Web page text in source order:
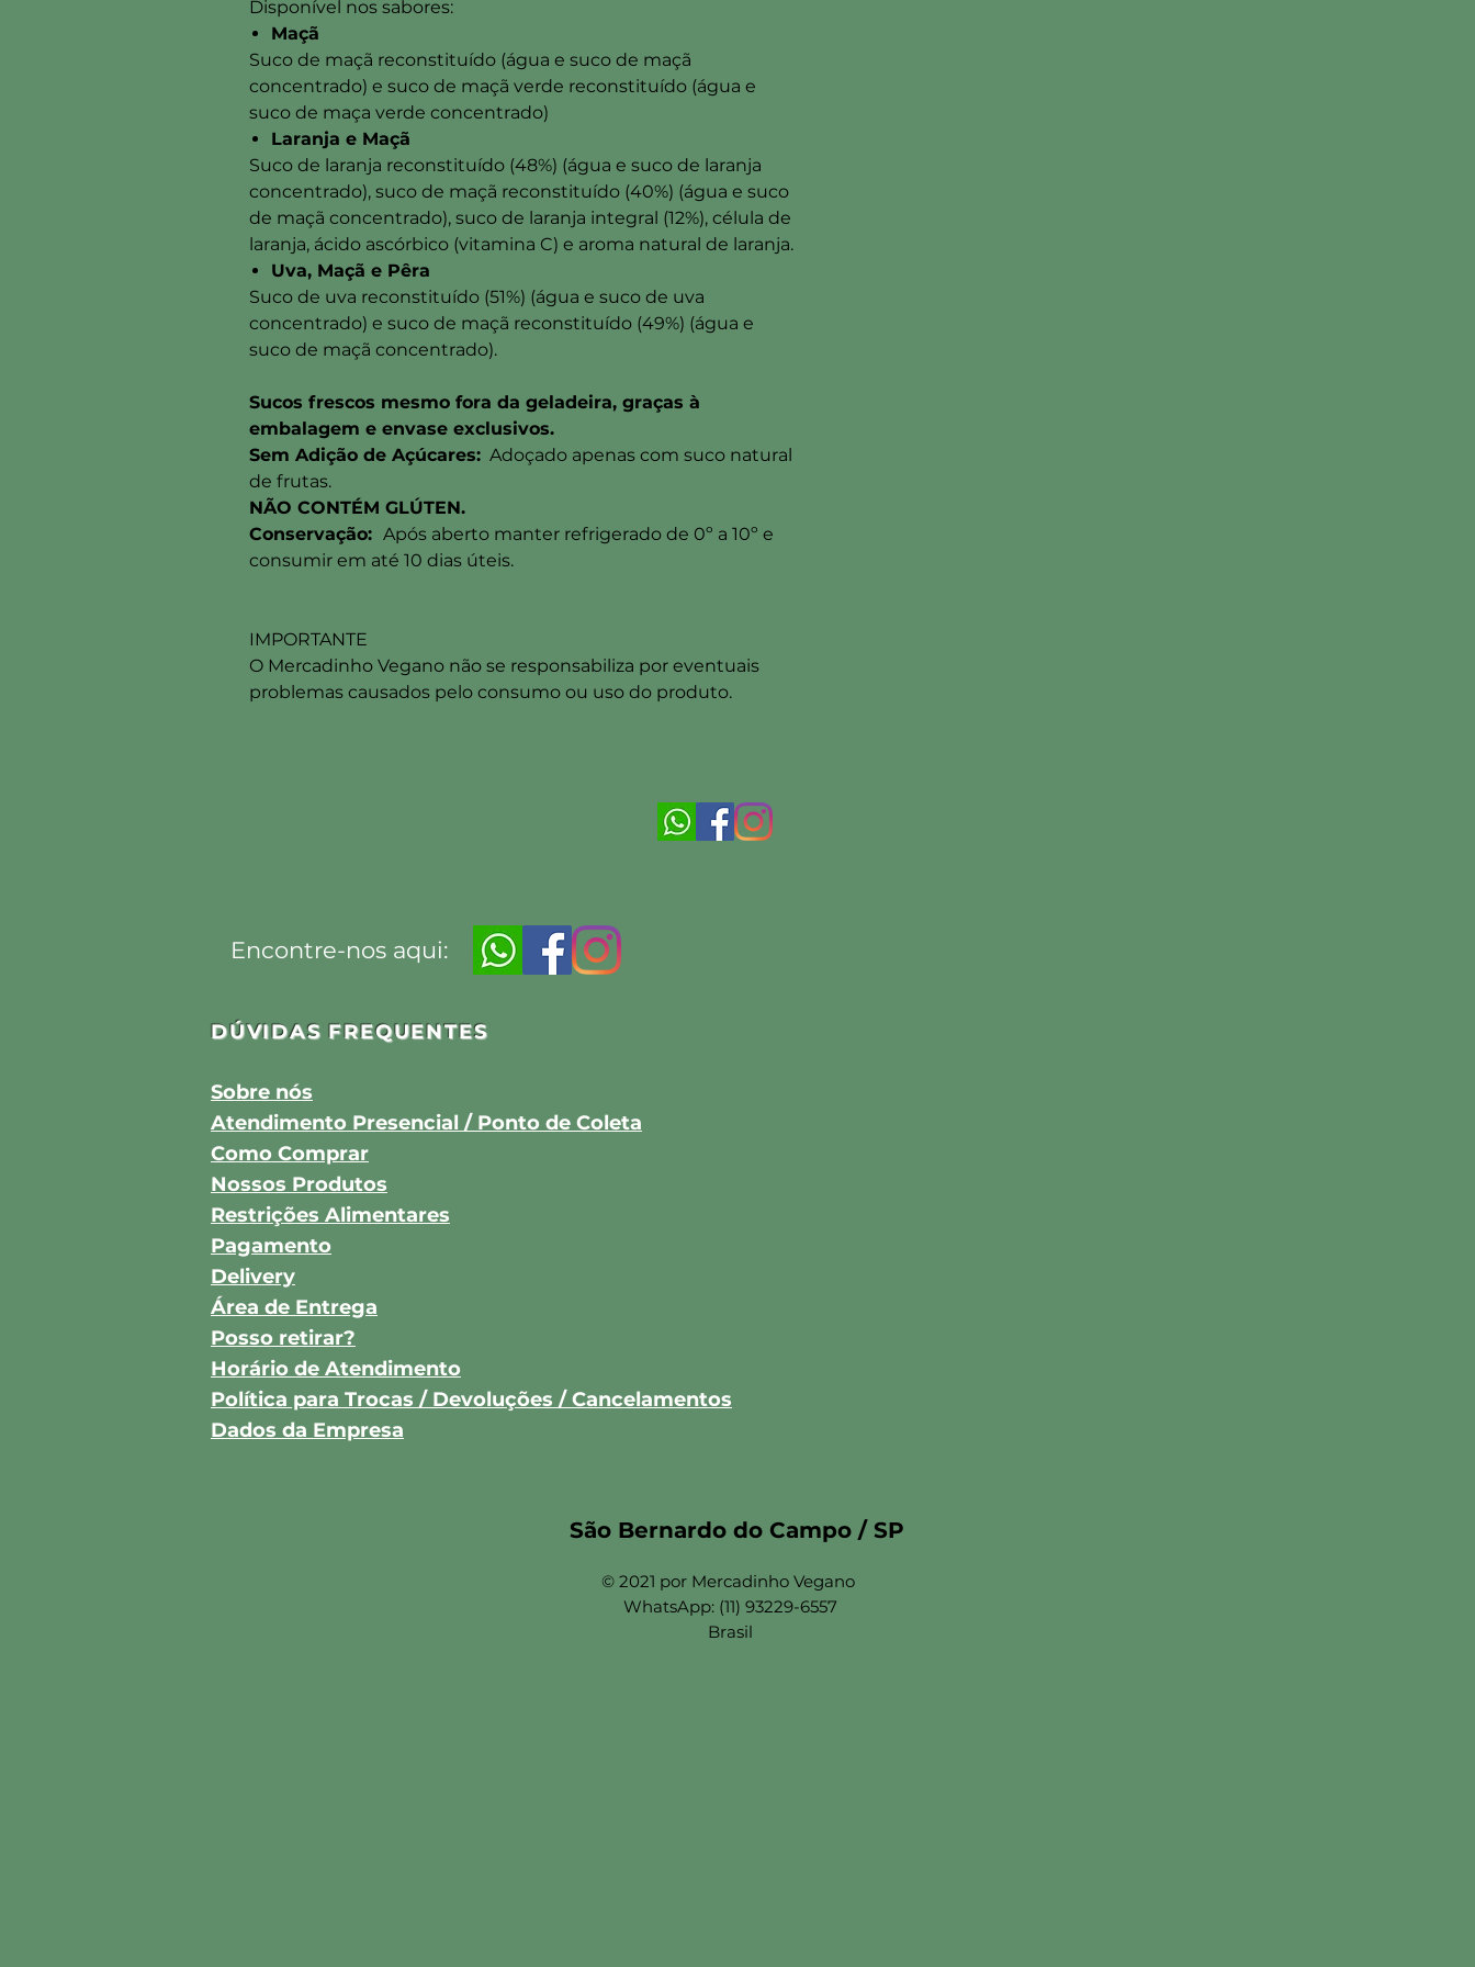
Disponível nos sabores:
Maçã
Suco de maçã reconstituído (água e suco de maçã
concentrado) e suco de maçã verde reconstituído (água e
suco de maça verde concentrado)
Laranja e Maçã
Suco de laranja reconstituído (48%) (água e suco de laranja
concentrado), suco de maçã reconstituído (40%) (água e suco
de maçã concentrado), suco de laranja integral (12%), célula de
laranja, ácido ascórbico (vitamina C) e aroma natural de laranja.
Uva, Maçã e Pêra
Suco de uva reconstituído (51%) (água e suco de uva
concentrado) e suco de maçã reconstituído (49%) (água e
suco de maçã concentrado).
Sucos frescos mesmo fora da geladeira, graças à
embalagem e envase exclusivos.
Sem Adição de Açúcares: Adoçado apenas com suco natural
de frutas.
NÃO CONTÉM GLÚTEN.
Conservação: Após aberto manter refrigerado de 0º a 10º e
consumir em até 10 dias úteis.
IMPORTANTE
O Mercadinho Vegano não se responsabiliza por eventuais
problemas causados pelo consumo ou uso do produto.
Encontre-nos aqui:
DÚVIDAS FREQUENTES
Sobre nós
Atendimento Presencial / Ponto de Coleta
Como Comprar
Nossos Produtos
Restrições Alimentares
Pagamento
Delivery
Área de Entrega
Posso retirar?
Horário de Atendimento
Política para Trocas / Devoluções / Cancelamentos
Dados da Empresa
São Bernardo do Campo / SP
© 2021 por Mercadinho Vegano
WhatsApp: (11) 93229-6557
Brasil